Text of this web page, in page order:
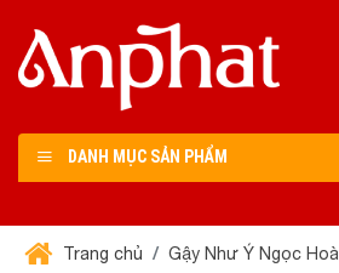
đến
nội
DANH MỤC SẢN PHẨM
Trang chủ Gậy Như Ý Ngọc